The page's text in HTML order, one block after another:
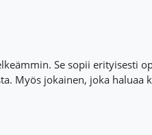
Se sopii erityisesti
Myös jokainen, joka haluaa